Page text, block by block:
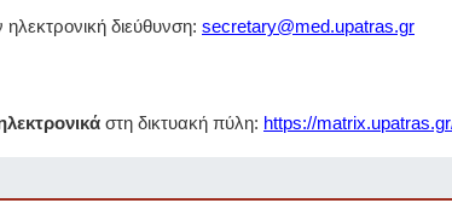
ηλεκτρονική διεύθυνση: secretary@med.upatras.gr
στη δικτυακή πύλη: https://